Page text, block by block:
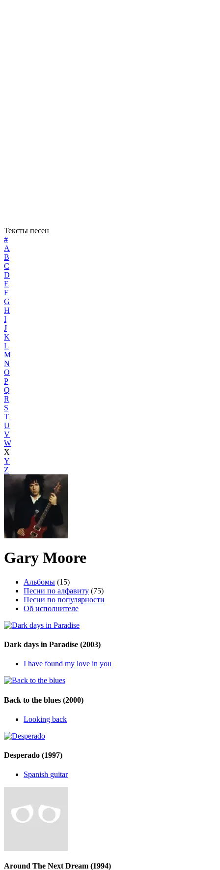
Тексты песен
#
A
B
C
D
E
F
G
H
I
J
K
L
M
N
O
P
Q
R
S
T
U
V
W
X
Y
Z
Gary Moore
Альбомы (15)
Песни по алфавиту (75)
Песни по популярности
Об исполнителе
Dark days in Paradise (2003)
I have found my love in you
Back to the blues (2000)
Looking back
Desperado (1997)
Spanish guitar
Around The Next Dream (1994)